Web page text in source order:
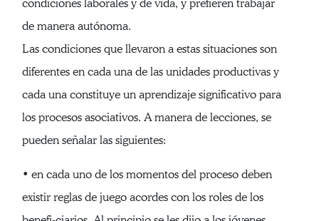
condiciones laborales y de vida, y prefieren trabajar
de manera autónoma.
Las condiciones que llevaron a estas situaciones son
diferentes en cada una de las unidades productivas y
cada una constituye un aprendizaje significativo para
los procesos asociativos. A manera de lecciones, se
pueden señalar las siguientes:
• en cada uno de los momentos del proceso deben
existir reglas de juego acordes con los roles de los